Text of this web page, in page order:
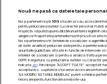
Nouă ne pasă ca datele tale
Noi și partenerii noștri 1019stocăm și/sau accesăm
pentru prelucrarea datelor cu caracter personal. Puteți
respectiv vă puteți opune utilizării unui interes legitim în
alegeri vor fi raportate partenerilor noștri și nu vă vor
Noi si partenerii nostri (retelele de socializare si agentiile
de date analitice) prelucram date pentru a permite
anunturile publicitare afisate in functie de interesele
retelelor de socializare si pentru a analiza traficul pe
GDPR in legatura cu prelucrarea datelor cu caracter
indicata aici. Prin click pe “ACCEPT TOATE”, acceptati
acceptul dvs. cu privire la stocarea/accesarea
SA MODIFIC SETARILE INDIVIDUAL” puteti schimba
necesare pentru functionarea website-ului.